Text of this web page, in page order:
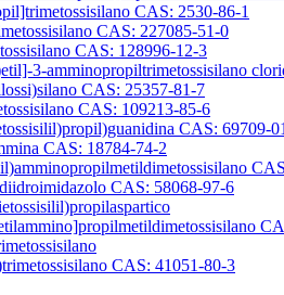
CAS: 2530-86-1
CAS: 227085-51-0
CAS: 128996-12-3
3-amminopropiltrimetossisilano
CAS: 25357-81-7
CAS: 109213-85-6
CAS: 69709-
CAS: 18784-74-2
CAS: 58068-97-6
CAS: 41051-80-3